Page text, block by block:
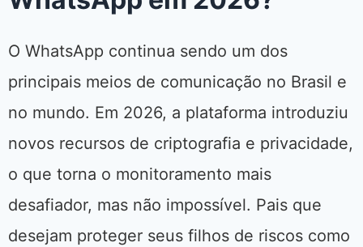
O WhatsApp continua sendo um dos
principais meios de comunicação no Brasil e
no mundo. Em 2026, a plataforma introduziu
novos recursos de criptografia e privacidade,
o que torna o monitoramento mais
desafiador, mas não impossível. Pais que
desejam proteger seus filhos de riscos como